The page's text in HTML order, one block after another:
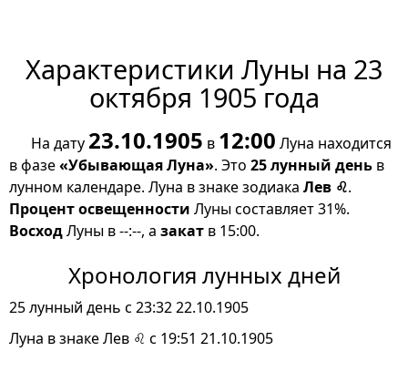
Характеристики Луны на 23
октября 1905 года
На дату 23.10.1905 в 12:00 Луна находится
в фазе«Убывающая Луна». Это 25 лунный день в
лунном календаре. Луна в знаке зодиака Лев ♌.
Процент освещенности Луны составляет 31%.
ВосходЛуны в --:--, а закат в 15:00.
Хронология лунных дней
25 лунный день с 23:32 22.10.1905
Луна в знаке Лев ♌ с 19:51 21.10.1905